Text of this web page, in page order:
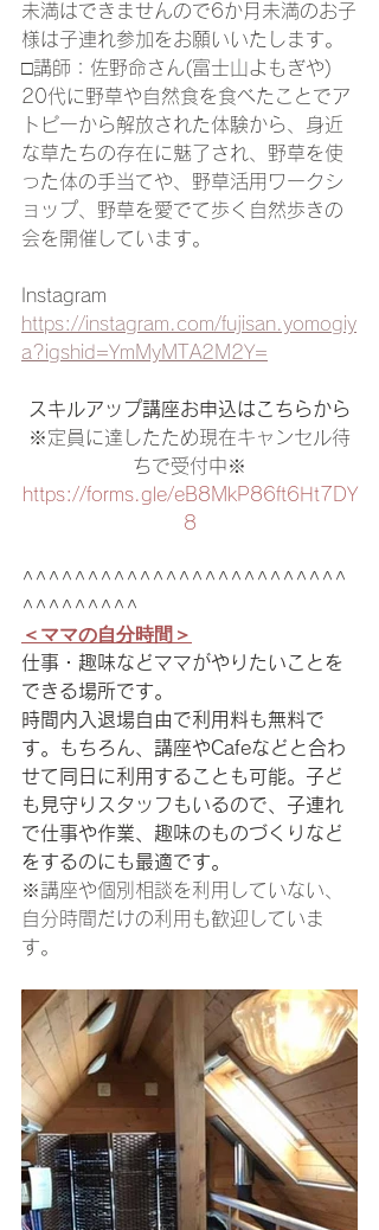
未満はできませんので6か月未満のお子
様は子連れ参加をお願いいたします。
□講師：佐野命さん(富士山よもぎや)​
20代に野草や自然食を食べたことでア
トピーから解放された体験から、身近
な草たちの存在に魅了され、野草を使
った体の手当てや、野草活用ワークシ
ョップ、野草を愛でて歩く自然歩きの
会を開催しています。
Instagram
https://instagram.com/fujisan.yomogiy
a?igshid=YmMyMTA2M2Y=
スキルアップ講座お申込はこちらから
※定員に達したため現在キャンセル待
ちで受付中※
https://forms.gle/eB8MkP86ft6Ht7DY
8
^^^^^^^^^^^^^^^^^^^^^^^^^
^^^^^^^^^
＜ママの自分時間＞
仕事・趣味などママがやりたいことを
できる場所です。
時間内入退場自由で利用料も無料で
す。もちろん、講座やCafeなどと合わ
せて同日に利用することも可能。子ど
も見守りスタッフもいるので、子連れ
で仕事や作業、趣味のものづくりなど
をするのにも最適です。
※講座や個別相談を利用していない、
自分時間だけの利用も歓迎していま
す。